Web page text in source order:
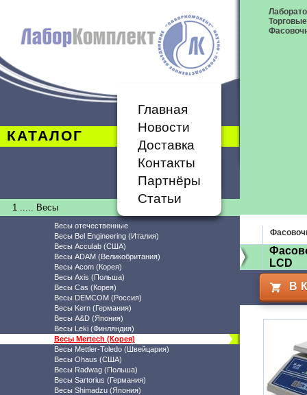
КАТАЛОГ
Главная
Новости
Доставка
Контакты
Партнёры
Статьи
1 ..... Весы
Весы отечественные
Весы Bel Engineering (Италия)
Весы Acculab (США)
Весы ADAM (Великобритания)
Весы Acom (Корея)
Весы Axis (Польша)
Весы Cas (Корея)
Весы DEMCOM (Россия)
Весы Kern (Германия)
Весы A&D (Япония)
Весы Leki (Финляндия)
Весы Mertech (Корея)
Весы Mettler-Toledo (Швейцария)
Весы Ohaus (США)
Весы Radwag (Польша)
Весы Sartorius (Германия)
Весы Shimadzu (Япония)
LCD
В